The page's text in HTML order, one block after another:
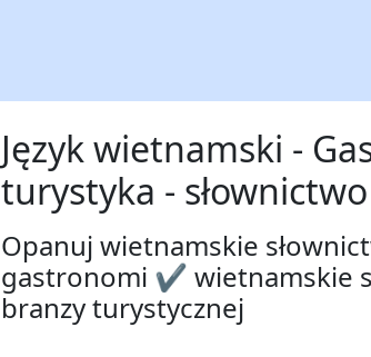
Język wietnamski -
turystyka -
Opanuj wietnamskie
gastronomi ✔ wietnamskie
branzy turystycznej